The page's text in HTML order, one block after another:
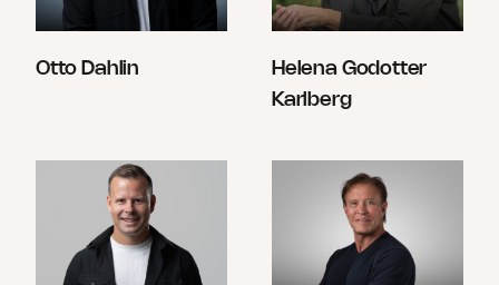
Otto Dahlin
Helena Godotter
Karlberg